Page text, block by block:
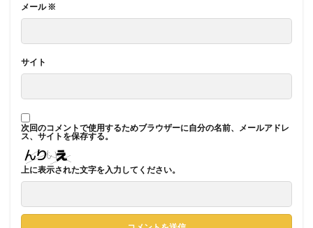
メール※
サイト
次回のコメントで使用するためブラウザーに自分の名前、メールアドレ
ス、サイトを保存する。
上に表示された文字を入力してください。